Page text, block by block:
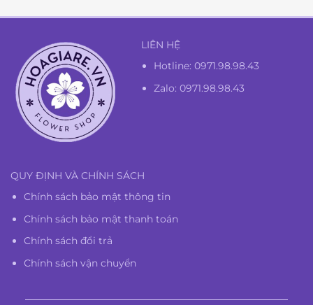
LIÊN HỆ
Hotline:0971.98.98.43
Zalo: 0971.98.98.43
QUY ĐỊNH VÀ CHÍNH SÁCH
Chính sách bảo mật thông tin
Chính sách bảo mật thanh toán
Chính sách đổi trả
Chính sách vận chuyển